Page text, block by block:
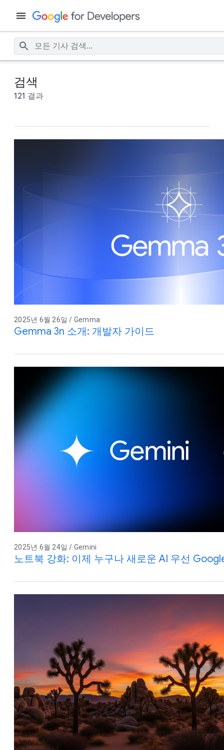
검색
121 결과
2025년 6월 26일 / Gemma
Gemma 3n 소개: 개발자 가이드
2025년 6월 24일 / Gemini
노트북 강화: 이제 누구나 새로운 AI 우선